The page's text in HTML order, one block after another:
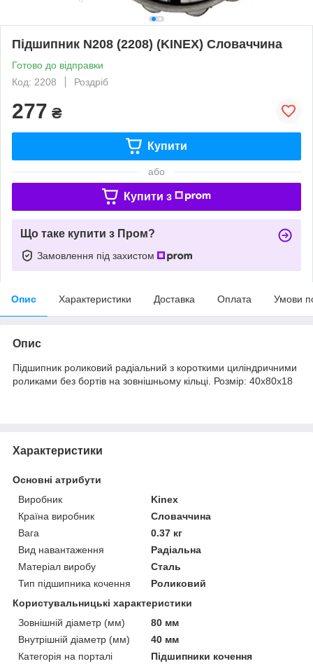
Підшипник N208 (2208) (KINEX) Словаччина
Готово до відправки
Код: 2208
Роздріб
277 ₴
Купити
або
Купити з
Що таке купити з Пром?
Замовлення під захистом
Опис Характеристики Доставка Оплата Умови
Опис
Підшипник роликовий радіальний з короткими циліндричними
роликами без бортів на зовнішньому кільці. Розмір: 40х80х18
Характеристики
Основні атрибути
Виробник
Kinex
Країна виробник
Словаччина
Вага
0.37 кг
Вид навантаження
Радіальна
Матеріал виробу
Сталь
Тип підшипника кочення
Роликовий
Користувальницькі характеристики
Зовнішній діаметр (мм)
80 мм
Внутрішній діаметр (мм)
40 мм
Категорія на порталі
Підшипники кочення